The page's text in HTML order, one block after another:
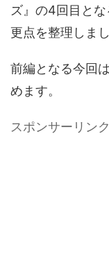
ズ』の4回目と
更点を整理しまし
前編となる今回
めます。
スポンサーリンク